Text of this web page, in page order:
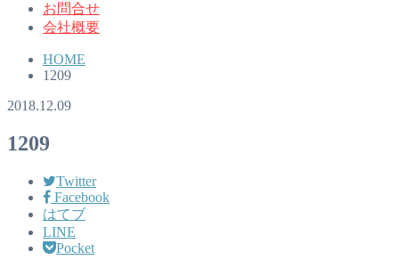
お問合せ
会社概要
HOME
1209
2018.12.09
1209
Twitter
Facebook
はてブ
LINE
Pocket